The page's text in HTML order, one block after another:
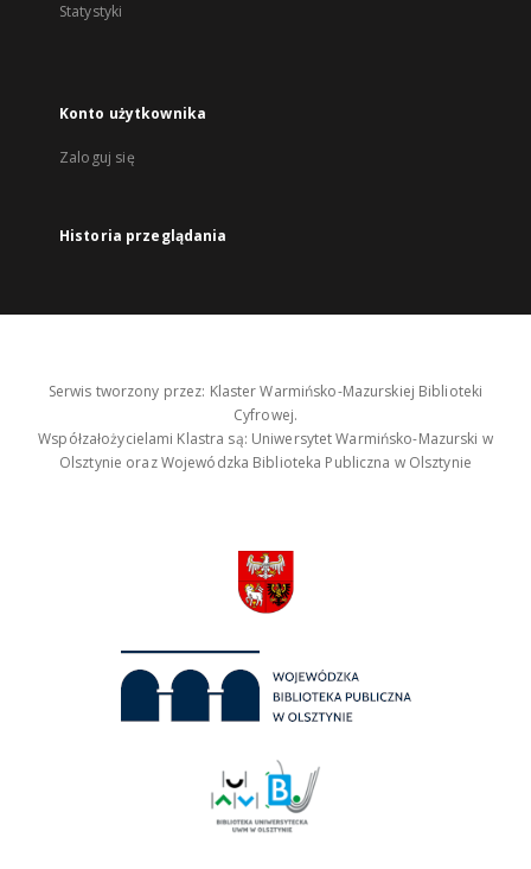
Statystyki
Konto użytkownika
Zaloguj się
Historia przeglądania
Serwis tworzony przez: Klaster Warmińsko-Mazurskiej Biblioteki
Cyfrowej.
Współzałożycielami Klastra są: Uniwersytet Warmińsko-Mazurski w
Olsztynie oraz Wojewódzka Biblioteka Publiczna w Olsztynie